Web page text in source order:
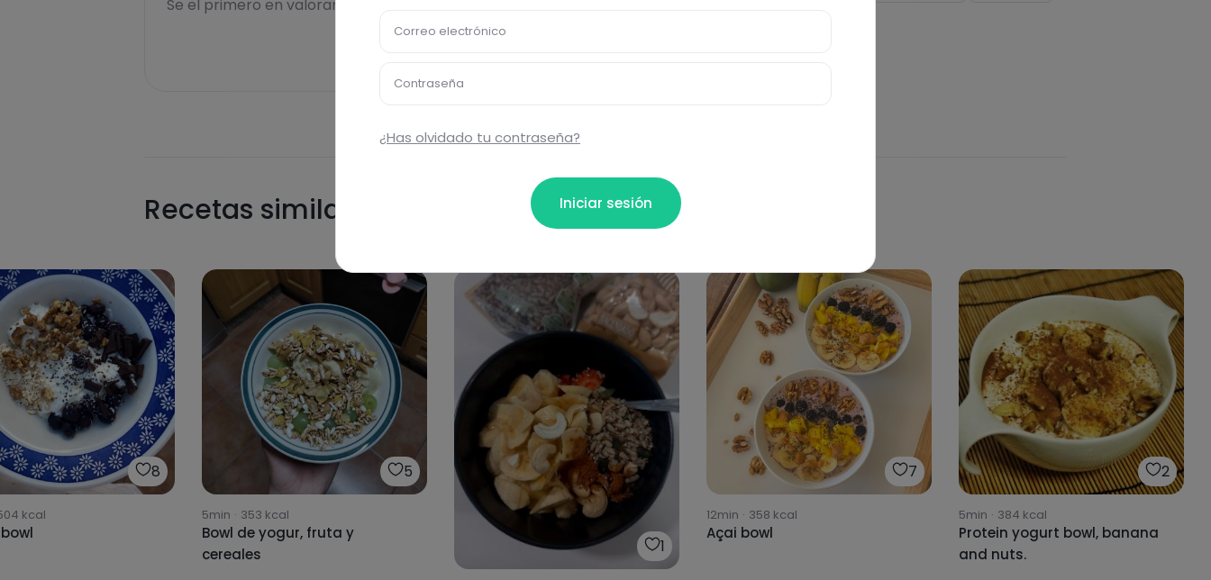
Se el primero en valorar esta receta...
Recetas similares
8
kcal
5
5min · 353 kcal
Bowl de yogur, fruta y
cereales
1
7
12min · 358 kcal
Açai bowl
2
5min · 384 kcal
Protein yogurt bowl, banana
and nuts.
Correo electrónico
Contraseña
¿Has olvidado tu contraseña?
Iniciar sesión